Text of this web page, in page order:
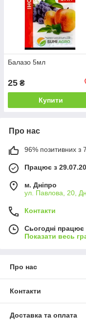
Балазо 5мл
25 ₴
Купити
Про нас
96% позитивних з
Працює з
м. Дніпро
ул. Павлова, 20,
Контакти
Сьогодні працює
Показати весь
Про нас
Контакти
Доставка та оплата